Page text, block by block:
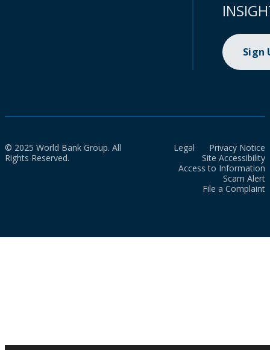
Sign
© 2025 World Bank Group. All
Rights Reserved.
Legal
Privacy Notice
Site Accessibility
Access to Information
Scam Alert
File a Complaint